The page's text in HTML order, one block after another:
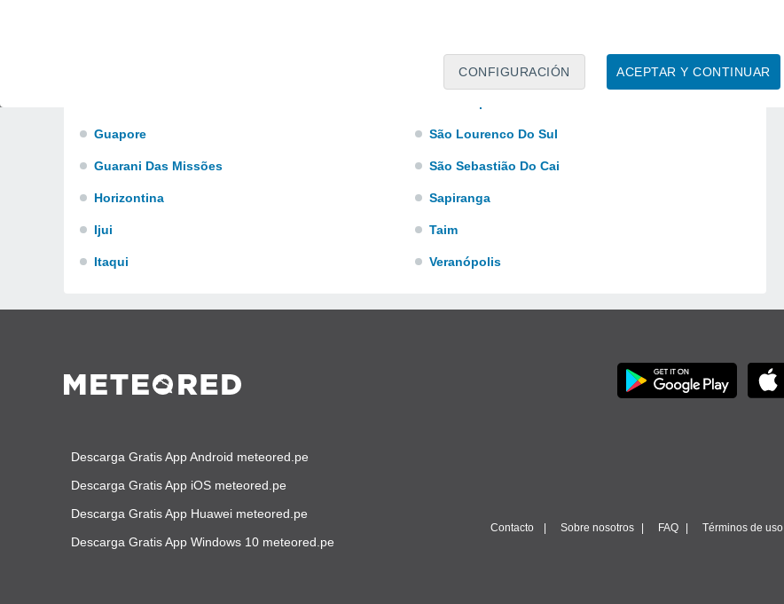
ACEPTAR Y CONTINUAR
CONFIGURACIÓN
Guapore
Guarani Das Missões
Horizontina
Ijui
Itaqui
São Borja
São Lourenco Do Sul
São Sebastião Do Cai
Sapiranga
Taim
Veranópolis
Descarga Gratis App Android meteored.pe
Descarga Gratis App iOS meteored.pe
Descarga Gratis App Huawei meteored.pe
Descarga Gratis App Windows 10 meteored.pe
Contacto Sobre nosotros FAQ Términos de uso